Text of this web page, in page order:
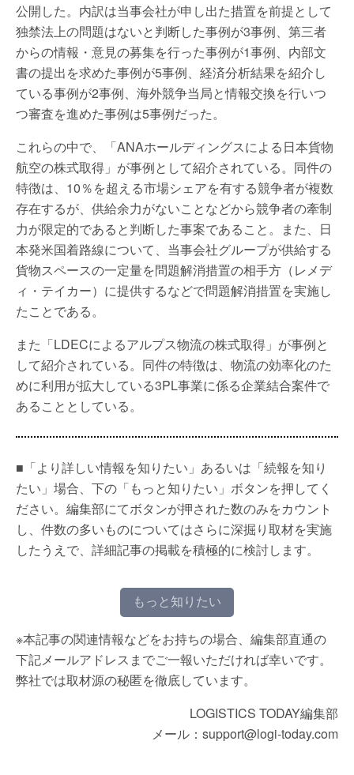
公開した。内訳は当事会社が申し出た措置を前提として
独禁法上の問題はないと判断した事例が3事例、第三者
からの情報・意見の募集を行った事例が1事例、内部文
書の提出を求めた事例が5事例、経済分析結果を紹介し
ている事例が2事例、海外競争当局と情報交換を行いつ
つ審査を進めた事例は5事例だった。
これらの中で、「ANAホールディングスによる日本貨物
航空の株式取得」が事例として紹介されている。同件の
特徴は、10％を超える市場シェアを有する競争者が複数
存在するが、供給余力がないことなどから競争者の牽制
力が限定的であると判断した事案であること。また、日
本発米国着路線について、当事会社グループが供給する
貨物スペースの一定量を問題解消措置の相手方（レメデ
ィ・テイカー）に提供するなどで問題解消措置を実施し
たことである。
また「LDECによるアルプス物流の株式取得」が事例と
して紹介されている。同件の特徴は、物流の効率化のた
めに利用が拡大している3PL事業に係る企業結合案件で
あることとしている。
■「より詳しい情報を知りたい」あるいは「続報を知り
たい」場合、下の「もっと知りたい」ボタンを押してく
ださい。編集部にてボタンが押された数のみをカウント
し、件数の多いものについてはさらに深掘り取材を実施
したうえで、詳細記事の掲載を積極的に検討します。
もっと知りたい
※本記事の関連情報などをお持ちの場合、編集部直通の
下記メールアドレスまでご一報いただければ幸いです。
弊社では取材源の秘匿を徹底しています。
LOGISTICS TODAY編集部
メール：support@logi-today.com